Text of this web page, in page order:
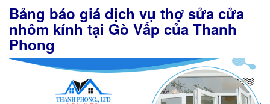
Bảng báo giá dịch vụ thợ sửa cửa
nhôm kính tại Gò Vấp của Thanh
Phong